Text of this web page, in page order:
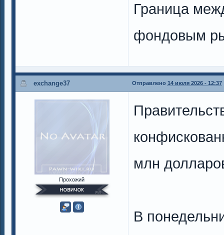
Граница
фондовым
exchange37 Отправлено 14 июля 2026 - 12:37
Прохожий
млн
В